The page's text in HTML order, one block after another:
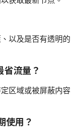
以及是否有透明的
流量？
区域或被屏蔽内容
使用？